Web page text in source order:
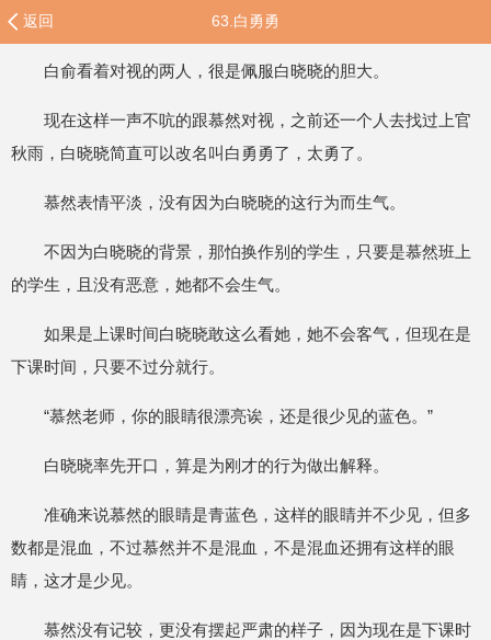
返回 63.白勇勇
白俞看着对视的两人，很是佩服白晓晓的胆大。
现在这样一声不吭的跟慕然对视，之前还一个人去找过上官
秋雨，白晓晓简直可以改名叫白勇勇了，太勇了。
慕然表情平淡，没有因为白晓晓的这行为而生气。
不因为白晓晓的背景，那怕换作别的学生，只要是慕然班上
的学生，且没有恶意，她都不会生气。
如果是上课时间白晓晓敢这么看她，她不会客气，但现在是
下课时间，只要不过分就行。
“慕然老师，你的眼睛很漂亮诶，还是很少见的蓝色。”
白晓晓率先开口，算是为刚才的行为做出解释。
准确来说慕然的眼睛是青蓝色，这样的眼睛并不少见，但多
数都是混血，不过慕然并不是混血，不是混血还拥有这样的眼
睛，这才是少见。
慕然没有记较，更没有摆起严肃的样子，因为现在是下课时